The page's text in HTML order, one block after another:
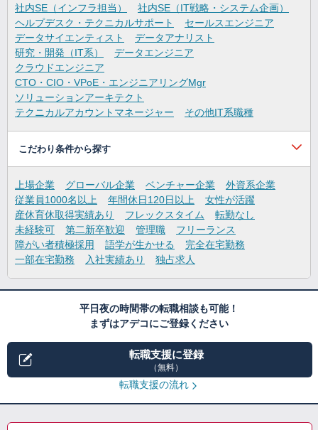
社内SE（インフラ担当）
社内SE（IT戦略・システム企画）
ヘルプデスク・テクニカルサポート
セールスエンジニア
データサイエンティスト
データアナリスト
研究・開発（IT系）
データエンジニア
クラウドエンジニア
CTO・CIO・VPoE・エンジニアリングMgr
ソリューションアーキテクト
テクニカルアカウントマネージャー
その他IT系職種
こだわり条件から探す
上場企業 グローバル企業 ベンチャー企業
外資系企業
従業員1000名以上
年間休日120日以上
女性が活躍
産休育休取得実績あり
フレックスタイム
転勤なし
未経験可
第二新卒歓迎 管理職
フリーランス
障がい者積極採用
語学が生かせる
完全在宅勤務
一部在宅勤務
入社実績あり 独占求人
平日夜の時間帯の転職相談も可能！
まずはアデコにご登録ください
転職支援に登録
（無料）
転職支援の流れ